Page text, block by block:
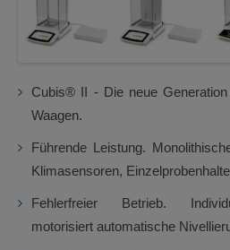
Cubis® II - Die neue
Waagen.
Führende Leistung.
Klimasensoren,
Fehlerfreier Betrieb.
motorisiert automatische